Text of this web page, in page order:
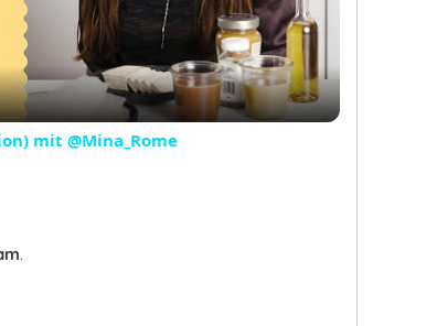
Video
mit @Mina_Rome
.